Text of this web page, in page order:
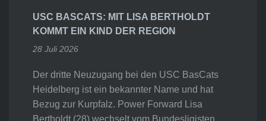
USC BASCATS: MIT LISA BERTHOLDT
KOMMT EIN KIND DER REGION
28 Juli 2026
Der dritte Neuzugang bei den USC BasCats
Heidelberg ist ein bekannter Name und hat
Bezug zur Kurpfalz. Power Forward Lisa
Bertholdt (28) wechselt vom Bundesligisten